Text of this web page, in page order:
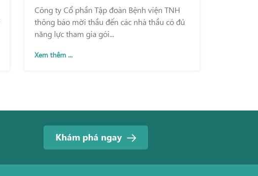
và Bệnh viện TNH Phổ Yên
Công ty Cổ phần Tập đoàn Bệnh viện TNH
thông báo mời thầu đến các nhà thầu có đủ
năng lực tham gia gói...
Xem thêm ...
Khám phá ngay